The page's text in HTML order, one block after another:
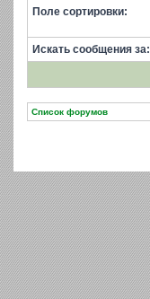
Поле сортировки:
Искать сообщения за:
Список форумов